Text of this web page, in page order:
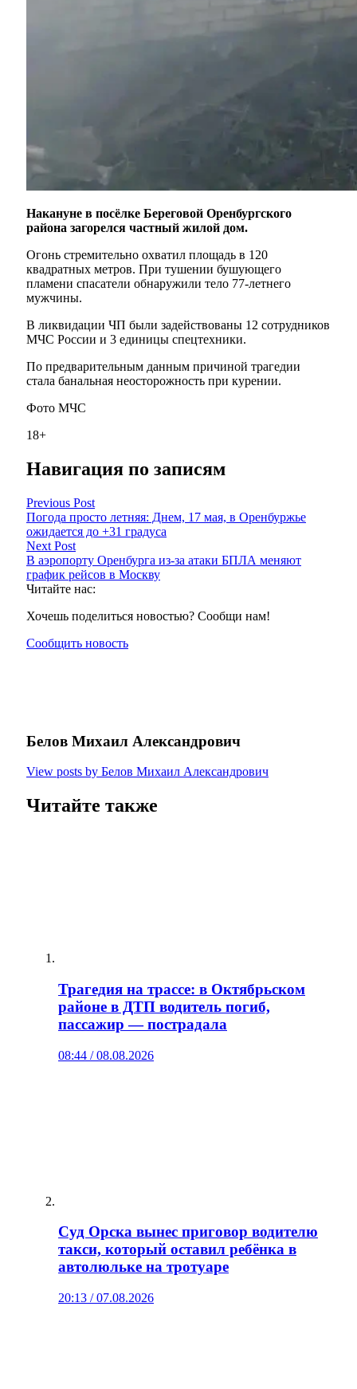
Накануне в посёлке Береговой Оренбургского
района загорелся частный жилой дом.
Огонь стремительно охватил площадь в 120
квадратных метров. При тушении бушующего
пламени спасатели обнаружили тело 77-летнего
мужчины.
В ликвидации ЧП были задействованы 12 сотрудников
МЧС России и 3 единицы спецтехники.
По предварительным данным причиной трагедии
стала банальная неосторожность при курении.
Фото МЧС
18+
Навигация по записям
Previous Post
Погода просто летняя: Днем, 17 мая, в Оренбуржье
ожидается до +31 градуса
Next Post
В аэропорту Оренбурга из-за атаки БПЛА меняют
график рейсов в Москву
Читайте нас:
Хочешь поделиться новостью? Сообщи нам!
Сообщить новость
Белов Михаил Александрович
View posts by Белов Михаил Александрович
Читайте также
Трагедия на трассе: в Октябрьском
районе в ДТП водитель погиб,
пассажир — пострадала
08:44 / 08.08.2026
Суд Орска вынес приговор водителю
такси, который оставил ребёнка в
автолюльке на тротуаре
20:13 / 07.08.2026